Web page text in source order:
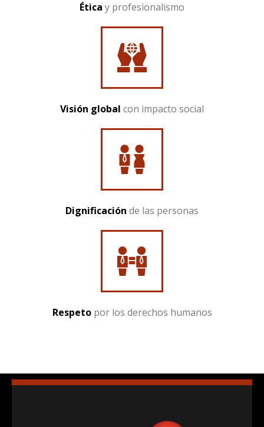
Ética y profesionalismo
Visión global con impacto social
Dignificación de las personas
Respeto por los derechos humanos